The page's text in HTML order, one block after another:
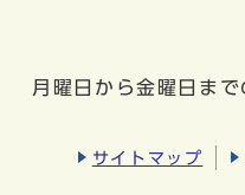
月曜日から金曜日ま
サイトマップ